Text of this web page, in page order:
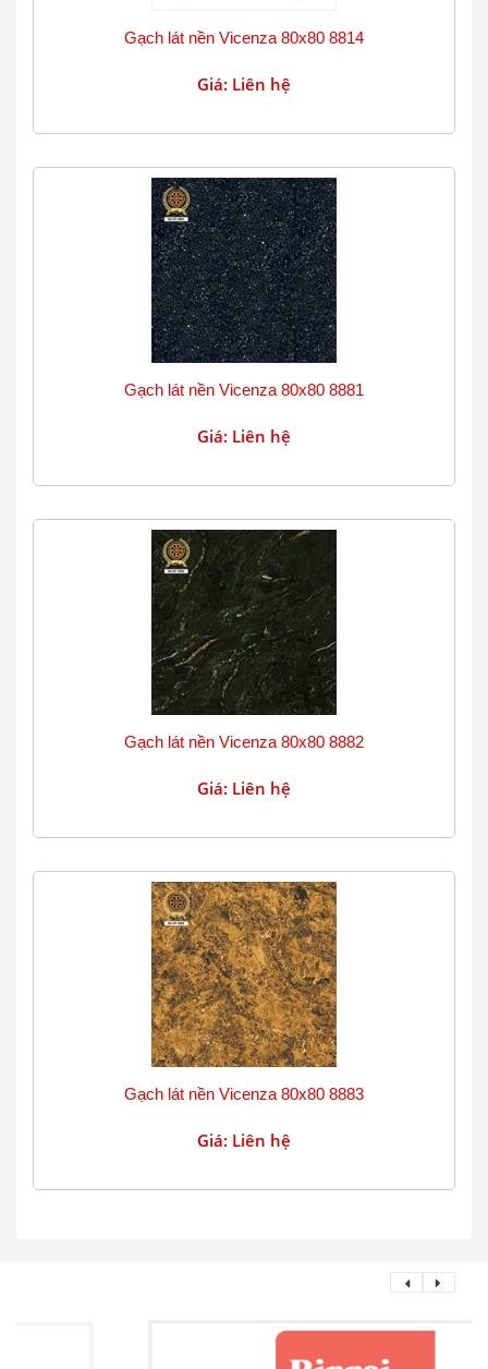
Gạch lát nền Vicenza 80x80 8814
Giá: Liên hệ
Gạch lát nền Vicenza 80x80 8881
Giá: Liên hệ
Gạch lát nền Vicenza 80x80 8882
Giá: Liên hệ
Gạch lát nền Vicenza 80x80 8883
Giá: Liên hệ